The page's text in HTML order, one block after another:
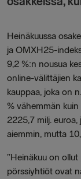
Heinäkuussa
ja OMXH25-
9,2 %:n nousua
online-välittäjien
kauppaa, joka on
% vähemmän
2225,7 milj.
aiemmin, mutta
”Heinäkuu on
pörssiyhtiöt ovat